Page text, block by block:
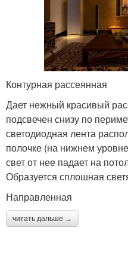
Контурная рассеянная
Дает нежный красивый
подсвечен снизу по
светодиодная лента
полочке (на нижнем
свет от нее падает на
Образуется сплошная
Направленная
читать дальше →